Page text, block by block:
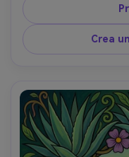
sottilmente
e verdi saturi,
drammatica,
profondità
Crea